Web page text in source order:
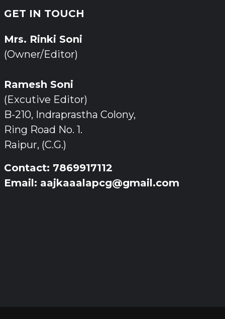
GET IN TOUCH
Mrs. Rinki Soni
(Owner/Editor)
Ramesh Soni
(Excutive Editor)
B-210, Indraprastha Colony,
Ring Road No. 1.
Raipur, (C.G.)
Contact: 7869917112
Email: aajkaaalapcg@gmail.com